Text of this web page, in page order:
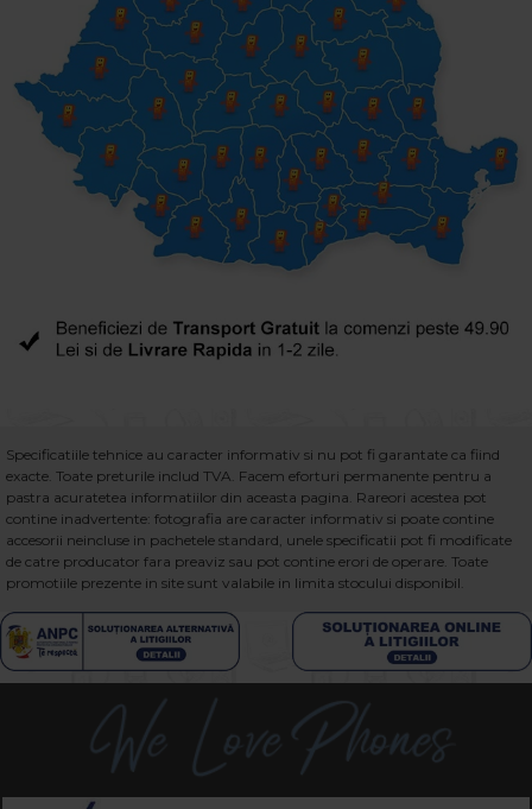
Specificatiile tehnice au caracter informativ si nu pot fi garantate ca fiind
exacte. Toate preturile includ TVA. Facem eforturi permanente pentru a
pastra acuratetea informatiilor din aceasta pagina. Rareori acestea pot
contine inadvertente: fotografia are caracter informativ si poate contine
accesorii neincluse in pachetele standard, unele specificatii pot fi modificate
de catre producator fara preaviz sau pot contine erori de operare. Toate
promotiile prezente in site sunt valabile in limita stocului disponibil.